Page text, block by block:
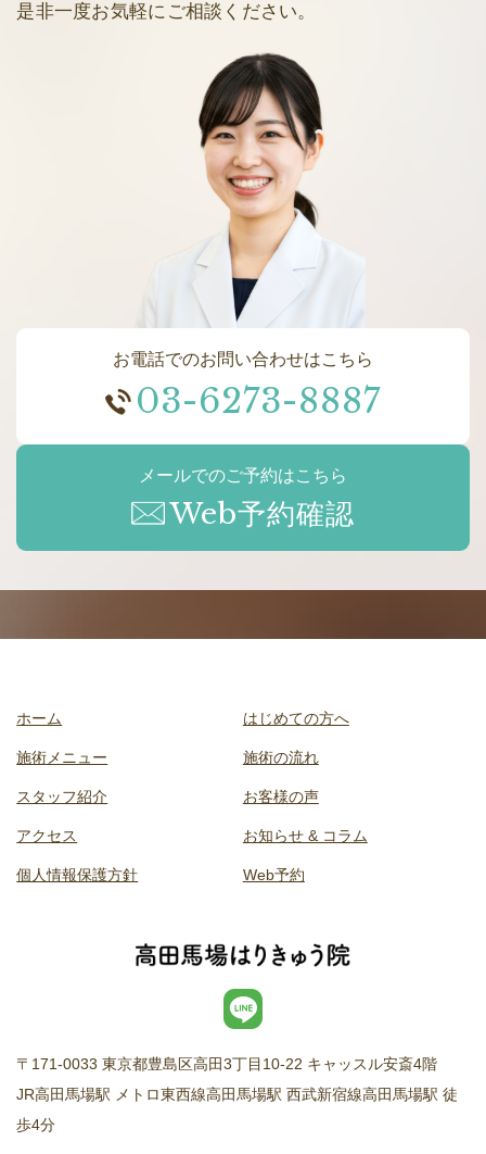
是非一度お気軽にご相談ください。
お電話でのお問い合わせはこちら
03-6273-8887
メールでのご予約はこちら
Web予約確認
〒171-0033 東京都豊島区高田3丁目10-22 キャッスル安斎4階
JR高田馬場駅 メトロ東西線高田馬場駅 西武新宿線高田馬場駅 徒
歩4分
ホーム はじめての方へ
施術メニュー 施術の流れ
スタッフ紹介 お客様の声
アクセス お知らせ & コラム
個人情報保護方針 Web予約